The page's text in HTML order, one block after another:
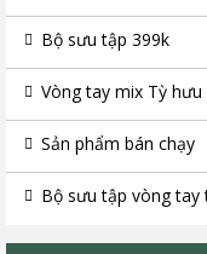
Bộ sưu tập 399k
Vòng tay mix Tỳ hưu
Sản phẩm bán chạy
Bộ sưu tập vòng tay